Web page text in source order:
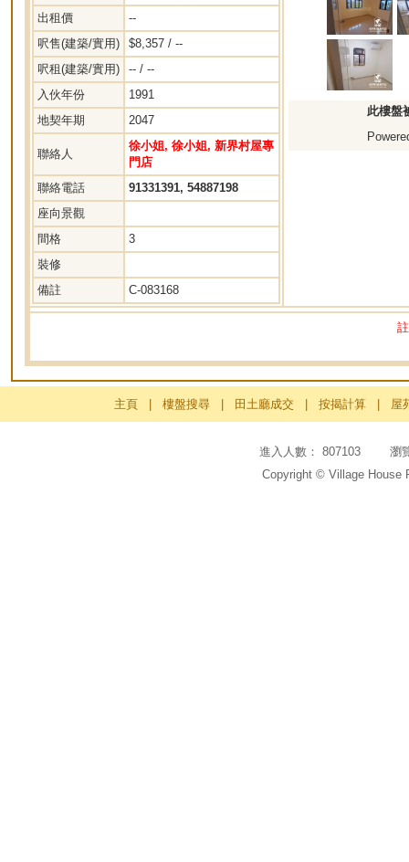
出租價
--
呎售(建築/實用)
$8,357 / --
呎租(建築/實用)
-- / --
入伙年份
1991
地契年期
2047
聯絡人
徐小姐, 徐小姐, 新界村屋專
門店
聯絡電話
91331391, 54887198
座向景觀
間格
3
裝修
備註
C-083168
此樓盤
主頁 樓盤搜尋 田土廳成交 按揭計算 屋
進入人數： 807103 瀏
Copyright © Village House